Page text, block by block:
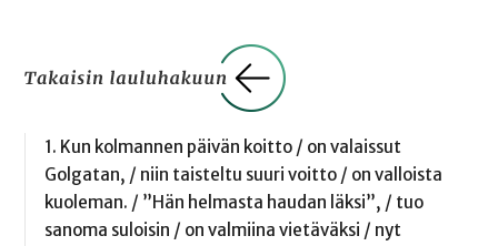
1. Kun kolmannen päivän koitto / on valaissut
Golgatan, / niin taisteltu suuri voitto / on valloista
kuoleman. / ”Hän helmasta haudan läksi”, / tuo
sanoma suloisin / on valmiina vietäväksi / nyt